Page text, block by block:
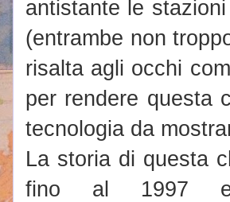
antistante le
(entrambe non
risalta agli occhi
per rendere questa
tecnologia da
La storia di questa
fino al 1997